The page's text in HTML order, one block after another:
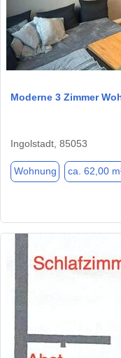
Moderne 3 Zimmer
Ingolstadt, 85053
Wohnung ca. 62,00